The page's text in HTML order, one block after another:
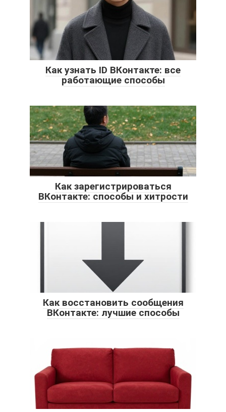
Как узнать ID ВКонтакте: все
работающие способы
Как зарегистрироваться
ВКонтакте: способы и хитрости
Как восстановить сообщения
ВКонтакте: лучшие способы